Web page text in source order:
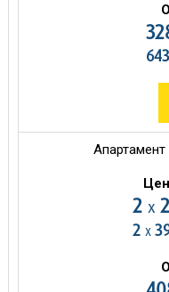
Апартамент
2 х
2 х